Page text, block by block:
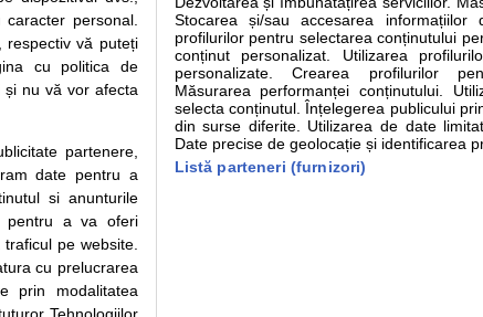
despre sanatate disponibile pe sfatulmedicului.ro au scop informativ si
medicale. Va sfatuim, ca pe langa informatia primita pe
de programari la medic Clickmed.
Drepturile consumatorului
Protectia consumatorilor -
ANPC
Solutionarea Alternativa a
Litigiilor
Info consumator: 0800.080.999
Formulare europene - CNAS
Ministerul Sanatatii - ANMDM
Parteneri
Inscriere clinica
personal.
respectiv vă puteți
cu politica de
și nu vă vor afecta
partenere,
date pentru a
si anunturile
pentru a va oferi
pe website.
cu prelucrarea
prin modalitatea
Stocarea și/sau accesarea
profilurilor pentru selectarea conținutului
conținut personalizat. Utilizarea
personalizate. Crearea profilurilor
Măsurarea performanței conținutului.
selecta conținutul. Înțelegerea publicului
din surse diferite. Utilizarea de date
Date precise de geolocație și identificarea
Listă parteneri (furnizori)